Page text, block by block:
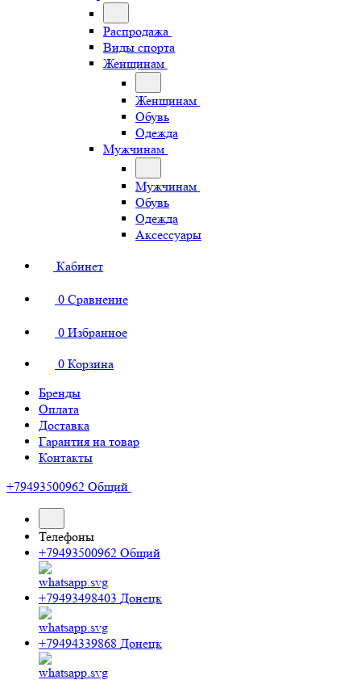
Распродажа
Виды спорта
Женщинам
Женщинам
Обувь
Одежда
Мужчинам
Мужчинам
Обувь
Одежда
Аксессуары
Кабинет
0 Сравнение
0 Избранное
0 Корзина
Бренды
Оплата
Доставка
Гарантия на товар
Контакты
+79493500962 Общий
Телефоны
+79493500962 Общий
+79493498403 Донецк
+79494339868 Донецк